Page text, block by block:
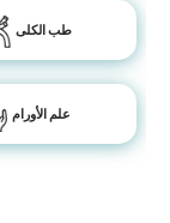
طب الكلى
علم الأورام